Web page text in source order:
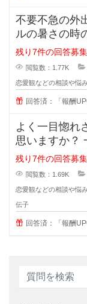
不要不急の外
ルの暑さの時
の夏はとって
残り7件の回答募集
閲覧数：1.77K
恋愛観などの相談や悩
回答済：「報酬
よく一目惚れ
思いますか？
子なんていく
残り7件の回答募集
閲覧数：1.69K
恋愛観などの相談や悩
伝子
回答済：「報酬